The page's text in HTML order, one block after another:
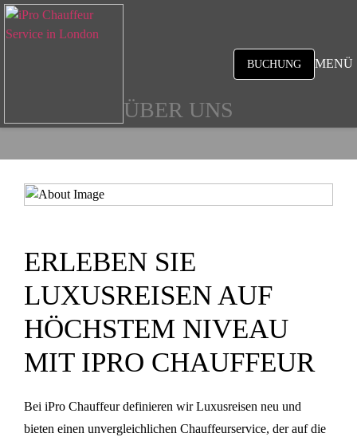
BUCHUNG MENÜ
ÜBER UNS
ERLEBEN SIE
LUXUSREISEN AUF
HÖCHSTEM NIVEAU
MIT IPRO CHAUFFEUR
Bei iPro Chauffeur definieren wir Luxusreisen neu und
bieten einen unvergleichlichen Chauffeurservice, der auf die